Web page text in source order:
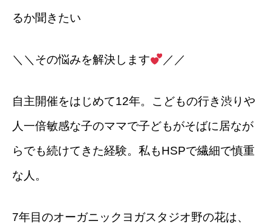
るか聞きたい
＼＼その悩みを解決します ／／
自主開催をはじめて12年。こどもの行き渋りや
人一倍敏感な子のママで子どもがそばに居なが
らでも続けてきた経験。私もHSPで繊細で慎重
な人。
7年目のオーガニックヨガスタジオ野の花は、